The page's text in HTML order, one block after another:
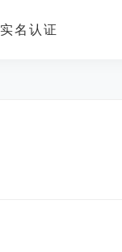
实名认证